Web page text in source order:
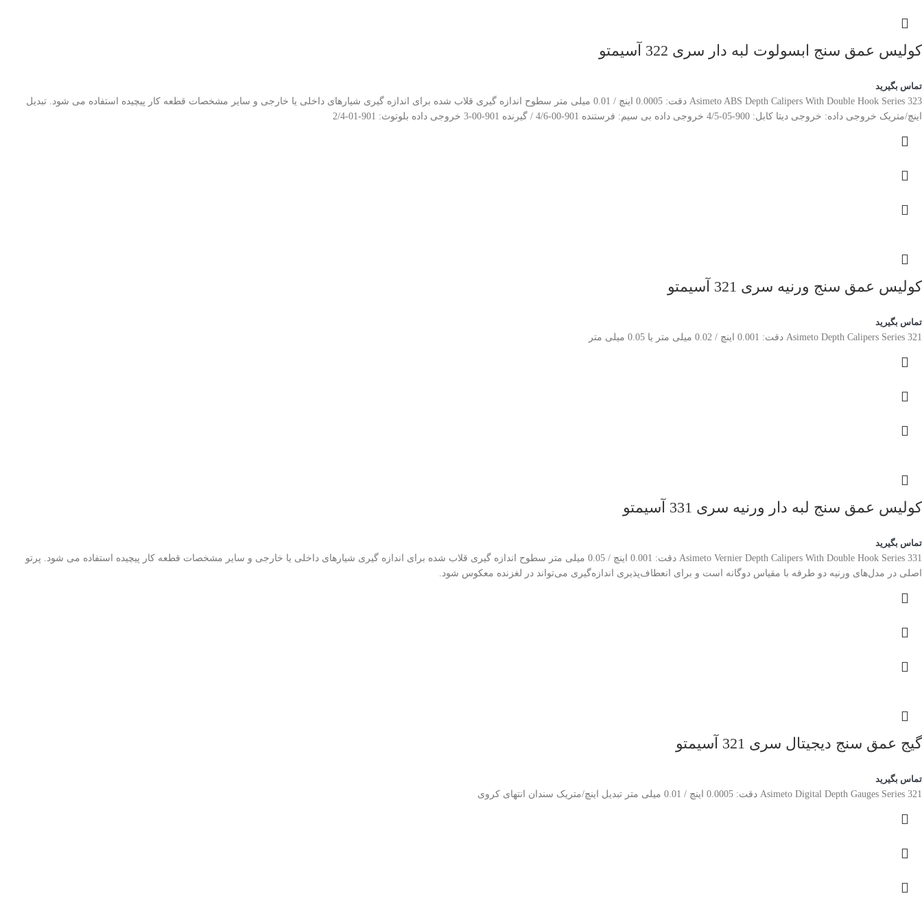
کولیس عمق سنج ابسولوت لبه دار سری 322 آسیمتو
تماس بگیرید
Asimeto ABS Depth Calipers With Double Hook Series 323 دقت: 0.0005 اینچ / 0.01 میلی متر سطوح اندازه گیری قلاب شده برای اندازه گیری شیارهای داخلی یا خارجی و سایر مشخصات قطعه کار پیچیده استفاده می شود. تبدیل
اینچ/متریک خروجی داده: خروجی دیتا کابل: 900-05-4/5 خروجی داده بی سیم: فرستنده 901-00-4/6 / گیرنده 901-00-3 خروجی داده بلوتوث: 901-01-2/4
کولیس عمق سنج ورنیه سری 321 آسیمتو
تماس بگیرید
Asimeto Depth Calipers Series 321 دقت: 0.001 اینچ / 0.02 میلی متر یا 0.05 میلی متر
کولیس عمق سنج لبه دار ورنیه سری 331 آسیمتو
تماس بگیرید
Asimeto Vernier Depth Calipers With Double Hook Series 331 دقت: 0.001 اینچ / 0.05 میلی متر سطوح اندازه گیری قلاب شده برای اندازه گیری شیارهای داخلی یا خارجی و سایر مشخصات قطعه کار پیچیده استفاده می شود. پرتو
اصلی در مدل‌های ورنیه دو طرفه با مقیاس دوگانه است و برای انعطاف‌پذیری اندازه‌گیری می‌تواند در لغزنده معکوس شود.
گیج عمق سنج دیجیتال سری 321 آسیمتو
تماس بگیرید
Asimeto Digital Depth Gauges Series 321 دقت: 0.0005 اینچ / 0.01 میلی متر تبدیل اینچ/متریک سندان انتهای کروی